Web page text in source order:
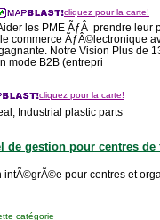
cliquez pour la carte!
les PME ÃƒÂ prendre leur
commerce ÃƒÂ©lectronique
Notre Vision Plus de
mode B2B (entrepri
cliquez pour la carte!
Industrial plastic parts
de gestion pour centres de
intÃ©grÃ©e pour centres et
catégorie